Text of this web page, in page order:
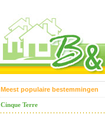
Meest populaire bestemmingen
Cinque Terre